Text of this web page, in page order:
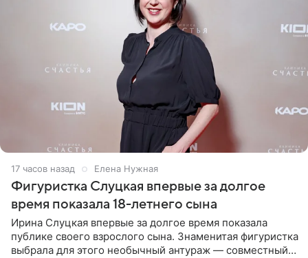
17 часов назад Елена Нужная
Фигуристка Слуцкая впервые за долгое
время показала 18-летнего сына
Ирина Слуцкая впервые за долгое время показала
публике своего взрослого сына. Знаменитая фигуристка
выбрала для этого необычный антураж — совместный